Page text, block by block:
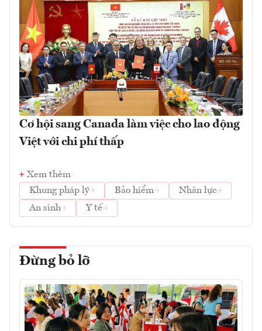
Cơ hội sang Canada làm việc cho lao động
Việt với chi phí thấp
Xem thêm
Khung pháp lý
Bảo hiểm
Nhân lực
An sinh
Y tế
Đừng bỏ lỡ